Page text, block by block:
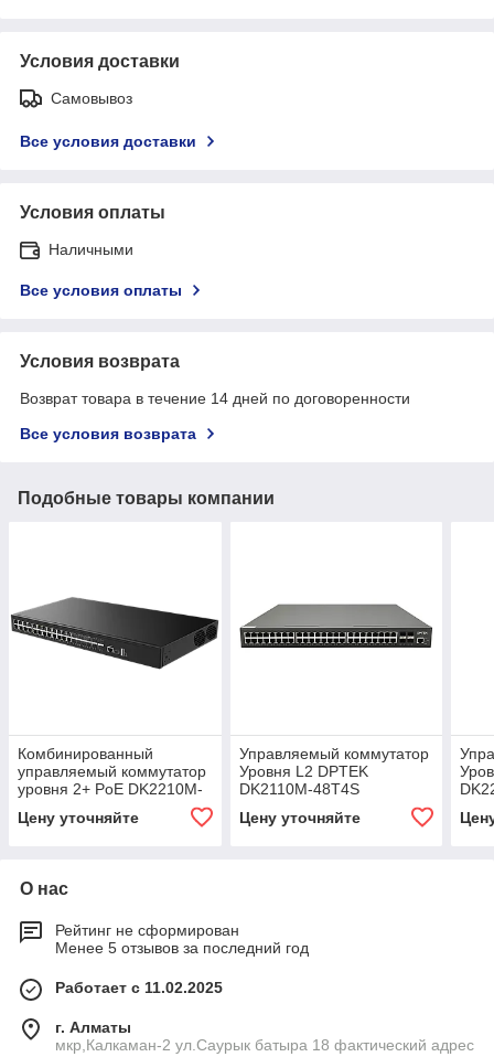
Условия доставки
Самовывоз
Все условия доставки
Условия оплаты
Наличными
Все условия оплаты
Условия возврата
Возврат товара в течение 14 дней по договоренности
Все условия возврата
Подобные товары компании
Комбинированный
управляемый коммутатор
уровня 2+ PoE DK2210M-
Цену уточняйте
Управляемый коммутатор
Уровня L2 DPTEK
DK2110M-48T4S
Цену уточняйте
О нас
Рейтинг не сформирован
Менее 5 отзывов за последний год
Работает с 11.02.2025
г. Алматы
мкр,Калкаман-2 ул.Саурык батыра 18 фактический адрес